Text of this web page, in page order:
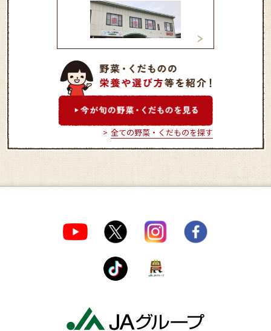
JA南アルプス市 道の駅し
らね農産物直売所
JAふえふき 富士
直売所
全ての野菜・くだものを探す